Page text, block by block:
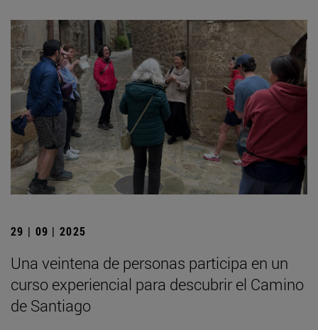
29 | 09 | 2025
Una veintena de personas participa en un
curso experiencial para descubrir el Camino
de Santiago